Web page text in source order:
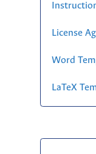
License
Word
LaTeX